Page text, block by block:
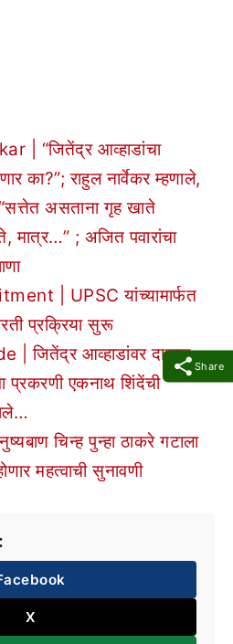
Share
| “जितेंद्र आव्हाडांचा
का?”; राहुल नार्वेकर म्हणाले,
असताना गृह खाते
मात्र…” ; अजित पवारांचा
| UPSC यांच्यामार्फत
प्रक्रिया सुरू
| जितेंद्र आव्हाडांवर दाखल
प्रकरणी एकनाथ शिंदेंची
चिन्ह पुन्हा ठाकरे गटाला
महत्वाची सुनावणी
X